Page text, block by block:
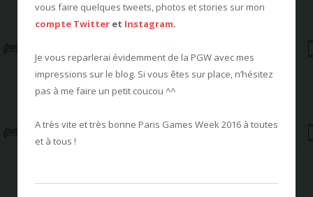
vous faire quelques tweets, photos et stories sur mon
compte Twitter et Instagram.
Je vous reparlerai évidemment de la PGW avec mes
impressions sur le blog. Si vous êtes sur place, n’hésitez
pas à me faire un petit coucou ^^
A très vite et très bonne Paris Games Week 2016 à toutes
et à tous !